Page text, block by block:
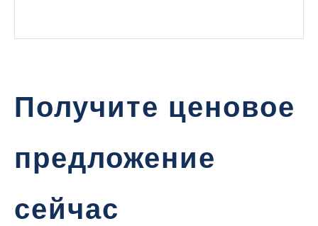
Получите ценовое
предложение
сейчас